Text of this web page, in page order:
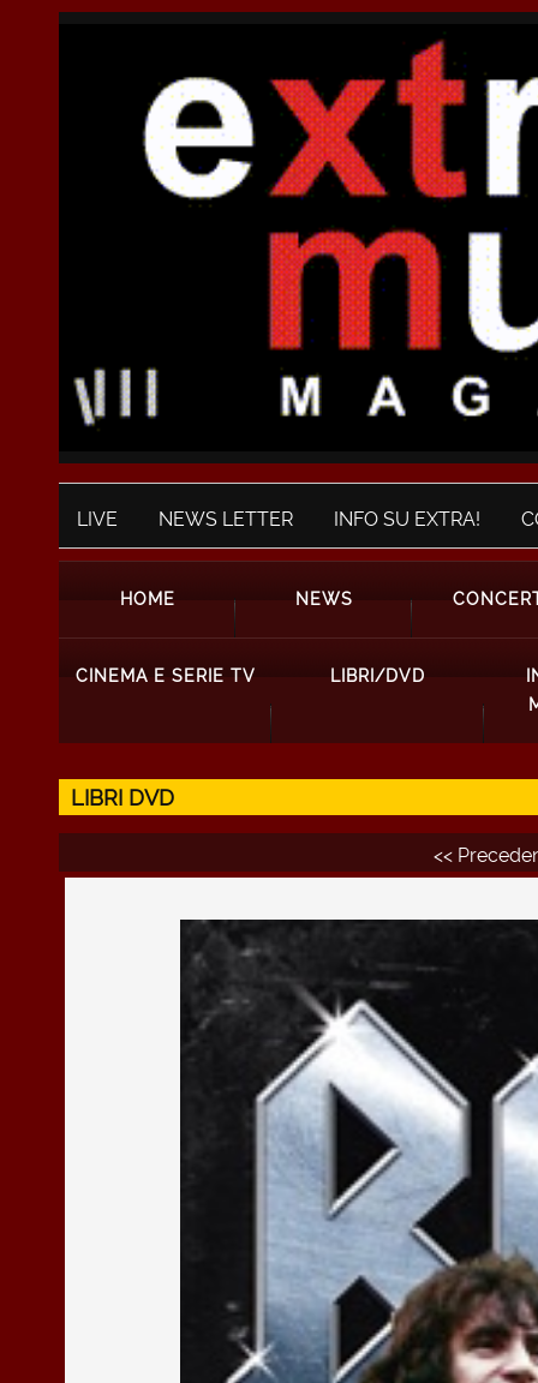
LIVE NEWS LETTER INFO SU EXTRA!
HOME NEWS
CINEMA E SERIE TV LIBRI/DVD
LIBRI DVD
<<